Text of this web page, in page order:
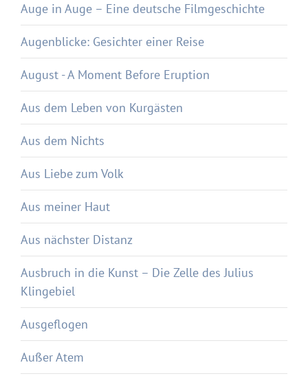
Auge in Auge – Eine deutsche Filmgeschichte
Augenblicke: Gesichter einer Reise
August - A Moment Before Eruption
Aus dem Leben von Kurgästen
Aus dem Nichts
Aus Liebe zum Volk
Aus meiner Haut
Aus nächster Distanz
Ausbruch in die Kunst – Die Zelle des Julius
Klingebiel
Ausgeflogen
Außer Atem